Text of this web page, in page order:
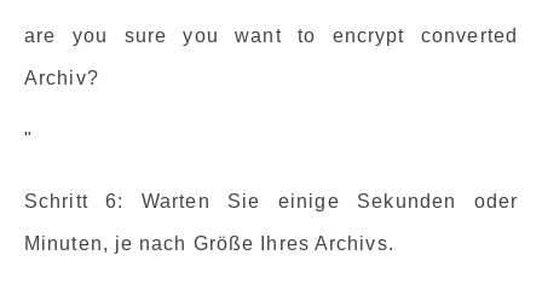
are you sure you want to encrypt converted
Archiv?
"
Schritt 6: Warten Sie einige Sekunden oder
Minuten, je nach Größe Ihres Archivs.